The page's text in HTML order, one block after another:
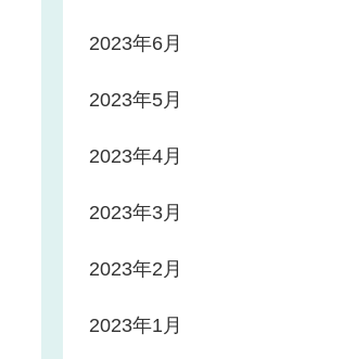
2023年6月
2023年5月
2023年4月
2023年3月
2023年2月
2023年1月